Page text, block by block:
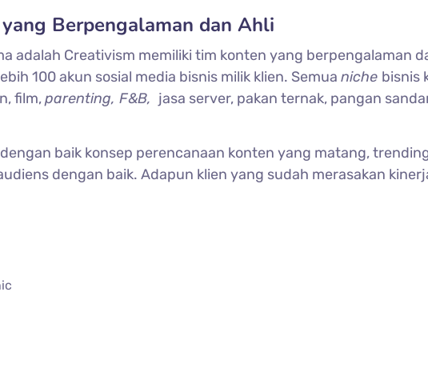
Berpengalaman dan Ahli
adalah Creativism memiliki tim konten yang berpengalaman
100 akun sosial media bisnis milik klien. Semua niche bisnis
film,parenting, F&B, jasa server, pakan ternak, pangan
baik konsep perencanaan konten yang matang,
dengan baik. Adapun klien yang sudah merasakan